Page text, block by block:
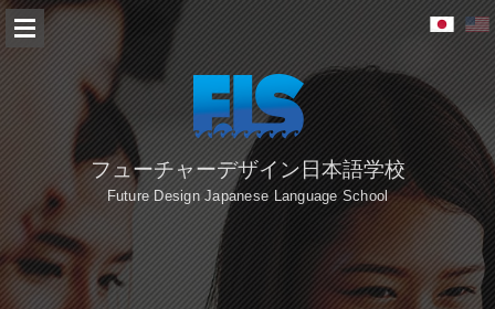
フューチャーデザイン日本語学校
Future Design Japanese Language School